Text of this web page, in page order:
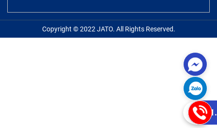
Copyright © 2022 JATO. All Rights Reserved.